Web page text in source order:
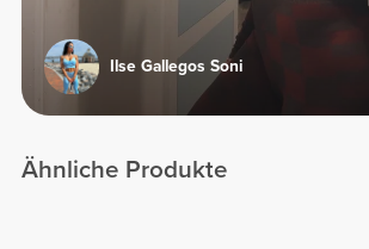
Ilse Gallegos Soni
Ähnliche Produkte